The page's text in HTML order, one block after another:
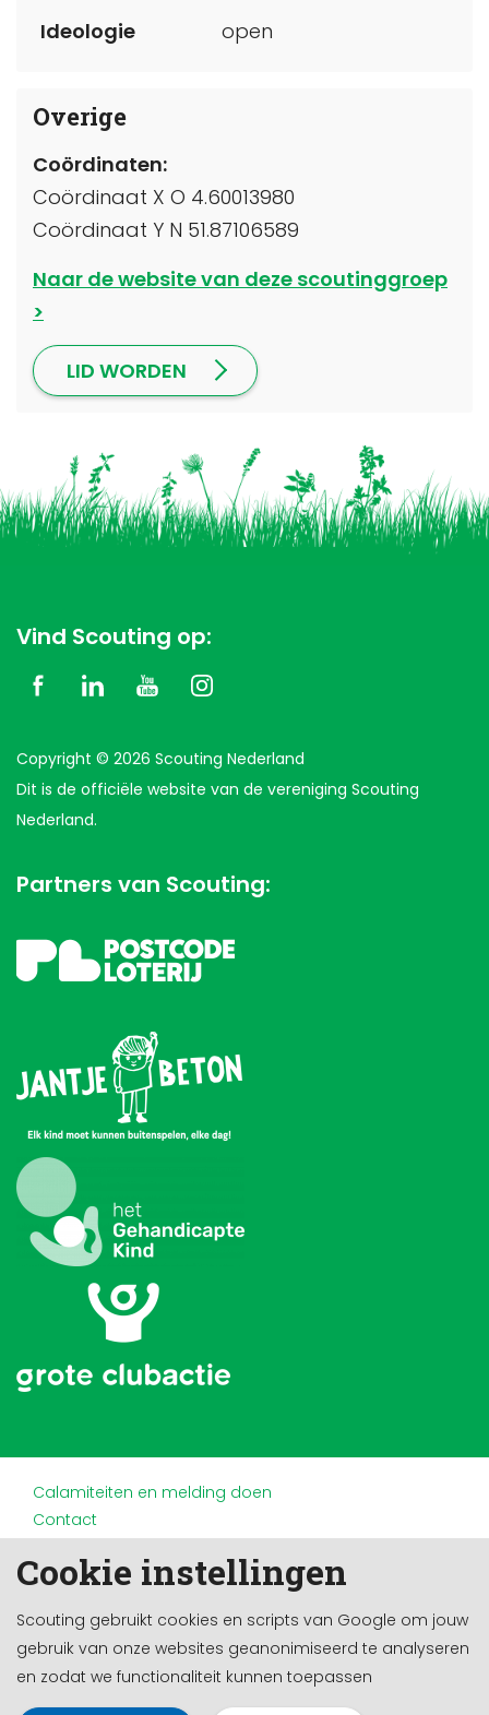
Cookie instellingen
Scouting gebruikt cookies en scripts van Google om jouw
gebruik van onze websites geanonimiseerd te analyseren
en zodat we functionaliteit kunnen toepassen
Ideologie
open
Overige
Coördinaten:
Coördinaat X O 4.60013980
Coördinaat Y N 51.87106589
Naar de website van deze scoutinggroep
LID WORDEN
Vind Scouting op:
Copyright © 2026 Scouting Nederland
Dit is de officiële website van de vereniging Scouting
Nederland.
Partners van Scouting:
Calamiteiten en melding doen
Contact
Doneren en nalaten
Privacy
Werken bij
Cookie-instellingen
Ontwikkeld door a&m impact